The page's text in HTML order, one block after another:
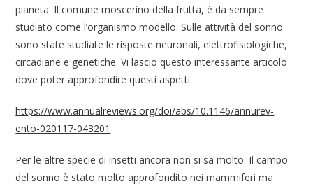
pianeta. Il comune moscerino della frutta, è da sempre
studiato come l’organismo modello. Sulle attività del sonno
sono state studiate le risposte neuronali, elettrofisiologiche,
circadiane e genetiche. Vi lascio questo interessante articolo
dove poter approfondire questi aspetti.
https://www.annualreviews.org/doi/abs/10.1146/annurev-
ento-020117-043201
Per le altre specie di insetti ancora non si sa molto. Il campo
del sonno è stato molto approfondito nei mammiferi ma